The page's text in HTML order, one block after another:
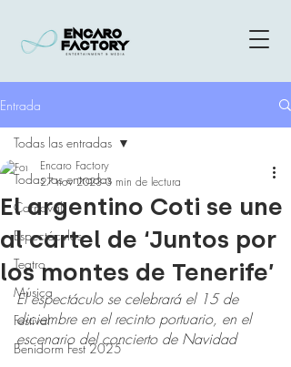
Entrada
Todas las entradas
Carnaval
Espectáculos
Teatro
Música
Festival
Benidorm Fest 2025
Todas las entradas
El argentino Coti se une
al cartel de ‘Juntos por
los montes de Tenerife’
Encaro Factory
27 nov 2023 3 min de lectura
El espectáculo se celebrará el 15 de
diciembre en el recinto portuario, en el
escenario del concierto de Navidad